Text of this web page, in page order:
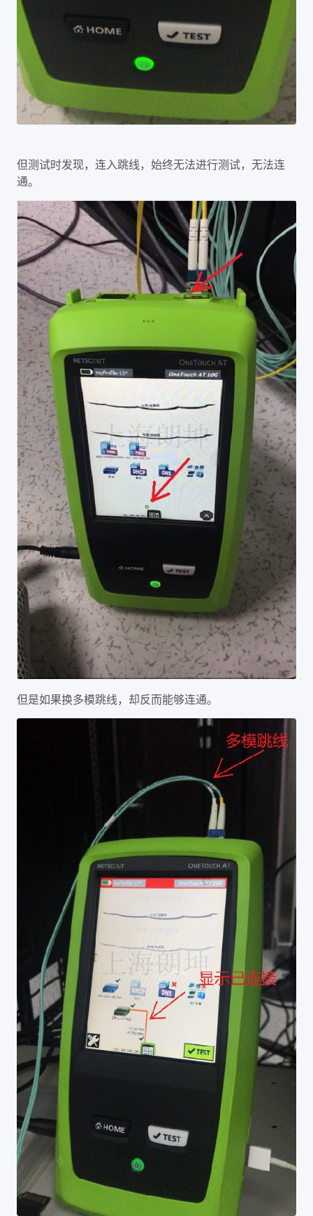
但测试时发现，连入跳线，始终无法进行测试，无法连
通。
但是如果换多模跳线，却反而能够连通。